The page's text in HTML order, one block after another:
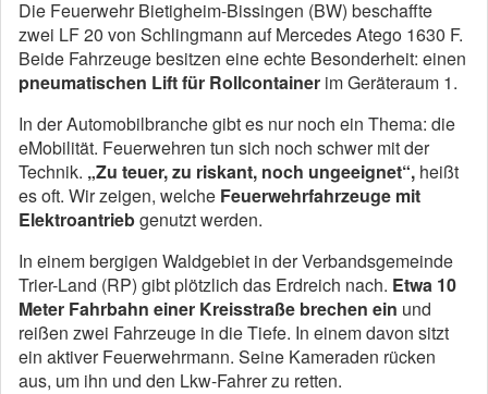
Die Feuerwehr Bietigheim-Bissingen (BW) beschaffte
zwei LF 20 von Schlingmann auf Mercedes Atego 1630 F.
Beide Fahrzeuge besitzen eine echte Besonderheit: einen
pneumatischen Lift für Rollcontainer im Geräteraum 1.
In der Automobilbranche gibt es nur noch ein Thema: die
eMobilität. Feuerwehren tun sich noch schwer mit der
Technik. „Zu teuer, zu riskant, noch ungeeignet“, heißt
es oft. Wir zeigen, welche Feuerwehrfahrzeuge mit
Elektroantriebgenutzt werden.
In einem bergigen Waldgebiet in der Verbandsgemeinde
Trier-Land (RP) gibt plötzlich das Erdreich nach. Etwa 10
Meter Fahrbahn einer Kreisstraße brechen ein und
reißen zwei Fahrzeuge in die Tiefe. In einem davon sitzt
ein aktiver Feuerwehrmann. Seine Kameraden rücken
aus, um ihn und den Lkw-Fahrer zu retten.